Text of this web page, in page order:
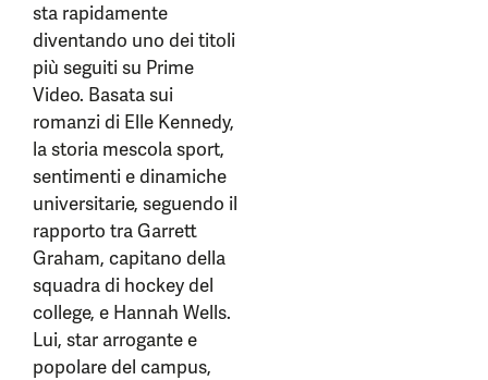
sta rapidamente
diventando uno dei titoli
più seguiti su Prime
Video. Basata sui
romanzi di Elle Kennedy,
la storia mescola sport,
sentimenti e dinamiche
universitarie, seguendo il
rapporto tra Garrett
Graham, capitano della
squadra di hockey del
college, e Hannah Wells.
Lui, star arrogante e
popolare del campus,